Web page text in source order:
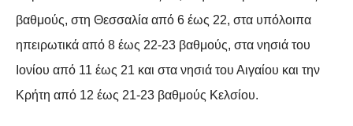
βαθμούς, στη Θεσσαλία από 6 έως 22, στα υπόλοιπα
ηπειρωτικά από 8 έως 22-23 βαθμούς, στα νησιά του
Ιονίου από 11 έως 21 και στα νησιά του Αιγαίου και την
Κρήτη από 12 έως 21-23 βαθμούς Κελσίου.